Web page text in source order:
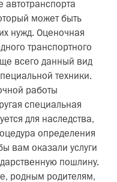
автотранспорта
может быть
нужд. Оценочная
транспортного
всего данный вид
техники.
работы
специальная
для наследства,
определения
вам оказали услуги
пошлину.
родным родителям,